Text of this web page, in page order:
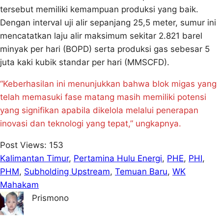
tersebut memiliki kemampuan produksi yang baik.
Dengan interval uji alir sepanjang 25,5 meter, sumur ini
mencatatkan laju alir maksimum sekitar 2.821 barel
minyak per hari (BOPD) serta produksi gas sebesar 5
juta kaki kubik standar per hari (MMSCFD).
“Keberhasilan ini menunjukkan bahwa blok migas yang
telah memasuki fase matang masih memiliki potensi
yang signifikan apabila dikelola melalui penerapan
inovasi dan teknologi yang tepat,” ungkapnya.
Post Views: 153
Kalimantan Timur, Pertamina Hulu Energi, PHE, PHI
PHM, Subholding Upstream, Temuan Baru, WK
Mahakam
Prismono